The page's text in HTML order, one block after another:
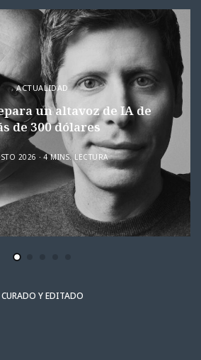
ACTUALIDAD
un altavoz de IA de
de 300 dólares
2026 4 MINS. LECTURA
CURADO Y EDITADO